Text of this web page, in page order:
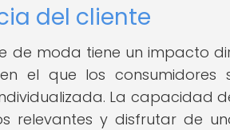
del cliente
de moda tiene un impacto
el que los consumidores
La capacidad
relevantes y disfrutar de